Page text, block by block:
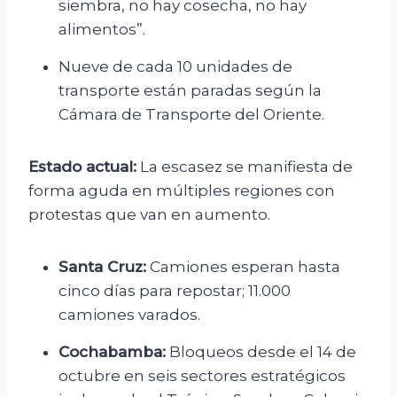
siembra, no hay cosecha, no hay
alimentos”.
Nueve de cada 10 unidades de
transporte están paradas según la
Cámara de Transporte del Oriente.
Estado actual: La escasez se manifiesta de
forma aguda en múltiples regiones con
protestas que van en aumento.
Santa Cruz: Camiones esperan hasta
cinco días para repostar; 11.000
camiones varados.
Cochabamba: Bloqueos desde el 14 de
octubre en seis sectores estratégicos